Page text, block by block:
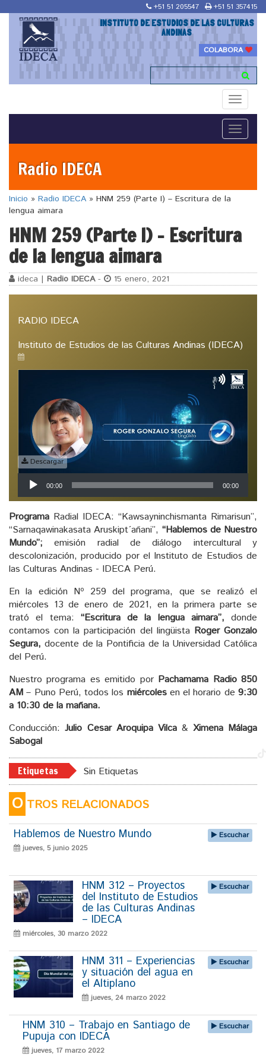
+51 51 205547 +51 51 357415
INSTITUTO DE ESTUDIOS DE LAS CULTURAS
ANDINAS
COLABORA
Toggle
Toggle
Radio IDECA
Inicio » Radio IDECA » HNM 259 (Parte I) – Escritura de la
lengua aimara
HNM 259 (Parte I) – Escritura
de la lengua aimara
ideca | Radio IDECA- 15 enero, 2021
RADIO IDECA
Instituto de Estudios de las Culturas Andinas (IDECA)
Descargar
Reproductor
de
audio
00:00 00:00
Programa Radial IDECA: “Kawsayninchismanta Rimarisun”,
“Sarnaqawinakasata Aruskipt´añani”, “Hablemos de Nuestro
Mundo”; emisión radial de diálogo intercultural y
descolonización, producido por el Instituto de Estudios de
las Culturas Andinas - IDECA Perú.
En la edición Nº 259 del programa, que se realizó el
miércoles 13 de enero de 2021, en la primera parte se
trató el tema: “Escritura de la lengua aimara”, donde
contamos con la participación del lingüista Roger Gonzalo
Segura, docente de la Pontificia de la Universidad Católica
del Perú.
Nuestro programa es emitido por Pachamama Radio 850
AM – Puno Perú, todos los miércolesen el horario de9:30
a 10:30 de la mañana.
Conducción:Julio Cesar Aroquipa Vilca & Ximena Málaga
Sabogal
Etiquetas Sin Etiquetas
O TROS RELACIONADOS
Hablemos de Nuestro Mundo
jueves, 5 junio 2025
Escuchar
HNM 312 – Proyectos
del Instituto de Estudios
de las Culturas Andinas
– IDECA
miércoles, 30 marzo 2022
Escuchar
HNM 311 – Experiencias
y situación del agua en
el Altiplano
jueves, 24 marzo 2022
Escuchar
HNM 310 – Trabajo en Santiago de
Pupuja con IDECA
jueves, 17 marzo 2022
Escuchar